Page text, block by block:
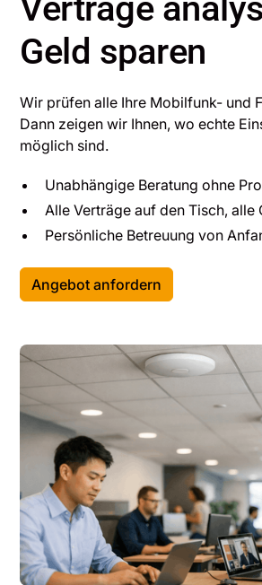
Verträge
Geld sparen
Wir prüfen alle Ihre Mobilfunk- und
Dann zeigen wir Ihnen, wo echte
möglich sind.
Unabhängige Beratung ohne
Alle Verträge auf den Tisch, alle
Persönliche Betreuung von
Angebot anfordern